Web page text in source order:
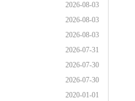
2026-08-03
2026-08-03
2026-08-03
2026-07-31
2026-07-30
2026-07-30
2020-01-01